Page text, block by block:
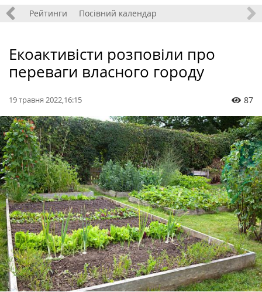
Рейтинги Посівний календар
Екоактивісти розповіли про
переваги власного городу
19 травня 2022,16:15 87